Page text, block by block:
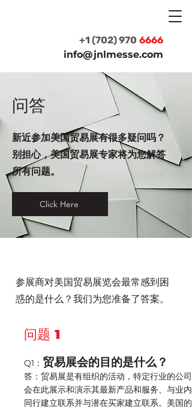
+1 (702) 970 6666
info@jnlmesse.com
问答
新近参加美国贸易展有很多疑问吗？
别担心，美国贸易展专家将为您解答
所有问题。
Click Here
参展商对美国贸易展览会最常感到困
惑的是什么？我们为您准备了答案。
问题 1
Q1： 贸易展会的目的是什么？
答：贸易展是有组织的活动，特定行业的公司
会在此展示和演示其最新产品和服务、与业内
同行建立联系并与潜在买家建立联系。美国的